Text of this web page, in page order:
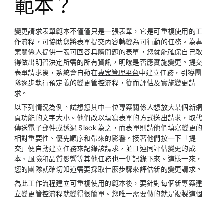
範本？
變更請求表單範本不僅僅只是一張表單，它是可重複使用的工
作流程，可協助您將表單提交內容轉變為可行動的任務。為專
案關係人提供一張可回答具體問題的表單，您就能確保自己取
得做出明智決定所需的所有資訊，明瞭是否應實施變更。提交
表單請求後，系統會自動在專案管理平台中建立任務，引導團
隊逐步執行預定義的變更管控流程，從而評估及實施變更請
求。
以下列情況為例。試想您其中一位專案關係人想放大某個新網
頁功能的文字大小。他們改以填寫表單的方式送出請求，取代
傳送電子郵件或透過 Slack 為之，而表單則請他們填寫變更的
相對重要性、優先順序和帶來的影響。接著他們按一下「提
交」便自動建立任務來記錄該請求，並且連同評估變更的成
本、風險和品質影響等其他任務也一併記錄下來。這樣一來，
您的團隊就確切知道需要採取什麼步驟來評估新的變更請求。
為此工作流程建立可重複使用的範本後，要針對每個新專案建
立變更管控流程就變得很簡單。您唯一需要做的就是複製這個